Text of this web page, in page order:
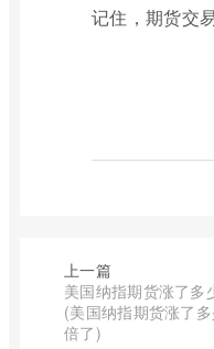
记住，期货交
上一篇
美国纳指期货涨了多
(美国纳指期货涨了
倍了)